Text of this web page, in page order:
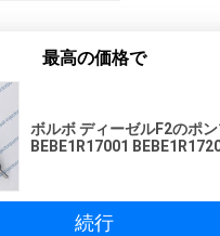
最高の価格で
ボルボ ディーゼルF2のポ
BEBE1R17001
続行